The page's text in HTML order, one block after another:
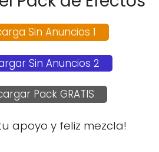
Sin Anuncios 1
Sin Anuncios 2
Pack GRATIS
apoyo y feliz mezcla!